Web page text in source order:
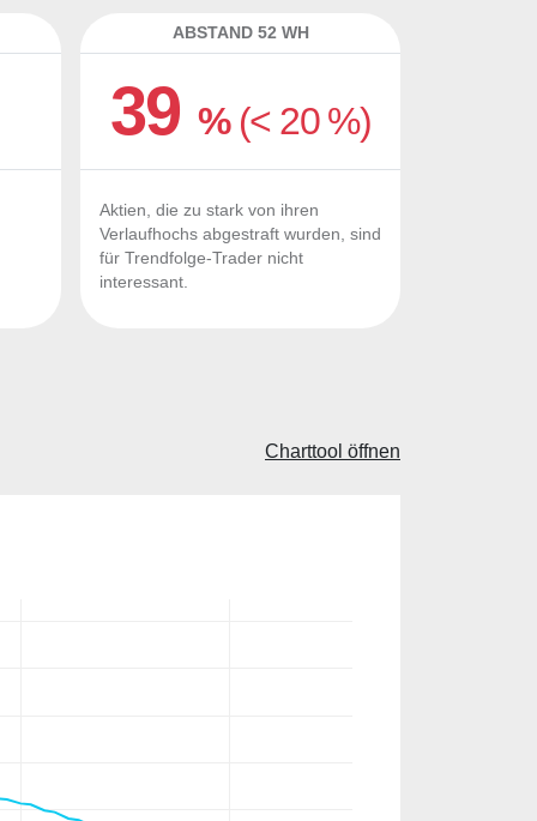
ABSTAND 52 WH
39% (< 20 %)
Aktien, die zu stark von ihren
Verlaufhochs abgestraft wurden, sind
für Trendfolge-Trader nicht
interessant.
Charttool öffnen